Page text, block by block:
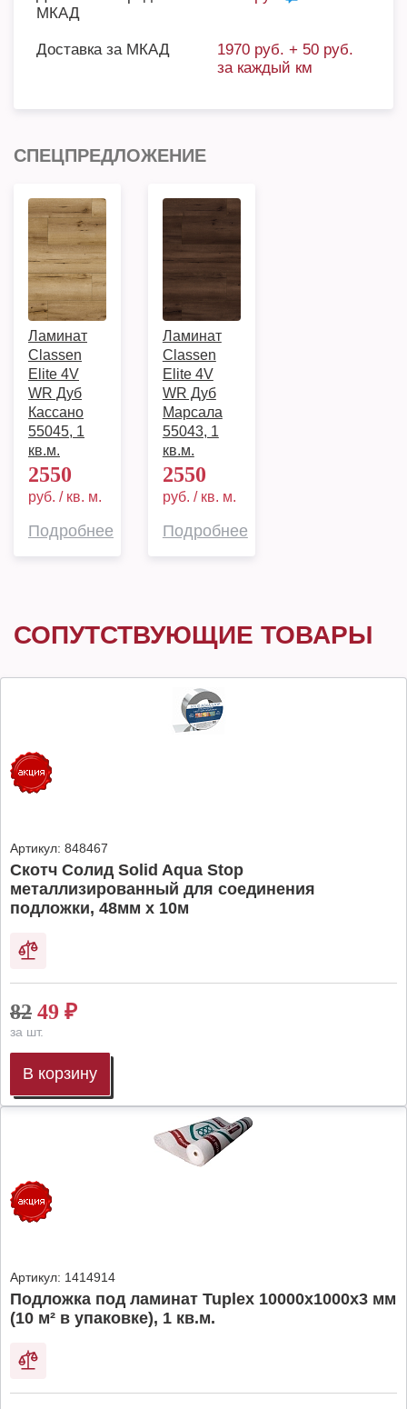
МКАД
Доставка за МКАД
1970 руб. + 50 руб.
за каждый км
СПЕЦПРЕДЛОЖЕНИЕ
Ламинат
Classen
Elite 4V
WR Дуб
Кассано
55045, 1
кв.м.
2550
руб. / кв. м.
Подробнее
Ламинат
Classen
Elite 4V
WR Дуб
Марсала
55043, 1
кв.м.
2550
руб. / кв. м.
Подробнее
СОПУТСТВУЮЩИЕ ТОВАРЫ
Артикул: 848467
Скотч Солид Solid Aqua Stop
металлизированный для соединения
подложки, 48мм х 10м
82 49 ₽
за шт.
В корзину
Артикул: 1414914
Подложка под ламинат Tuplex 10000x1000x3 мм
(10 м² в упаковке), 1 кв.м.